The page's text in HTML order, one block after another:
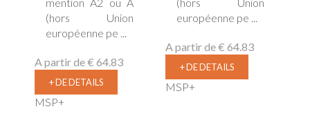
(hors Union
européenne pe ...
A partir de€ 64.83
+ DE DETAILS
MSP+
européenne pe ...
A partir de€ 64.83
+ DE DETAILS
MSP+